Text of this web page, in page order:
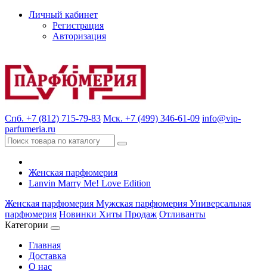
Личный кабинет
Регистрация
Авторизация
Спб. +7 (812) 715-79-83 Мск. +7 (499) 346-61-09 info@vip-
parfumeria.ru
Женская парфюмерия
Lanvin Marry Me! Love Edition
Женская парфюмерия Мужская парфюмерия Универсальная
парфюмерия Новинки Хиты Продаж Отливанты
Категории
Главная
Доставка
О нас